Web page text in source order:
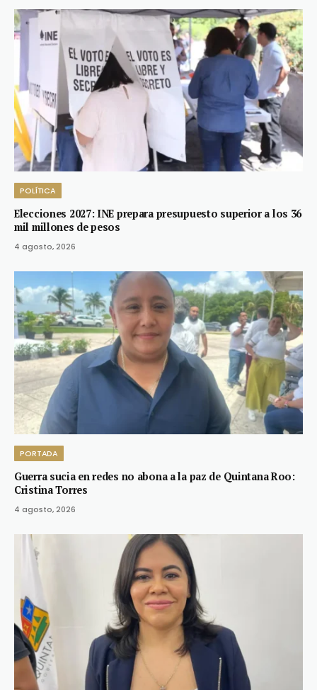
POLÍTICA
Elecciones 2027: INE prepara presupuesto superior a los 36
mil millones de pesos
4 agosto, 2026
PORTADA
Guerra sucia en redes no abona a la paz de Quintana Roo:
Cristina Torres
4 agosto, 2026